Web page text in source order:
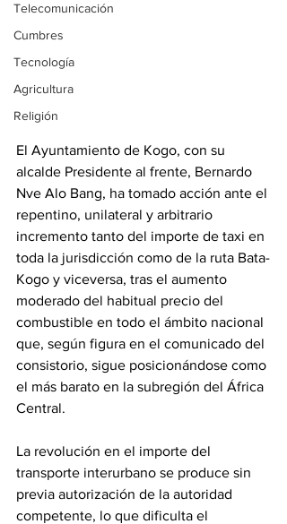
Telecomunicación
Cumbres
Tecnología
Agricultura
Religión
El Ayuntamiento de Kogo, con su
alcalde Presidente al frente, Bernardo
Nve Alo Bang, ha tomado acción ante el
repentino, unilateral y arbitrario
incremento tanto del importe de taxi en
toda la jurisdicción como de la ruta Bata-
Kogo y viceversa, tras el aumento
moderado del habitual precio del
combustible en todo el ámbito nacional
que, según figura en el comunicado del
consistorio, sigue posicionándose como
el más barato en la subregión del África
Central.
‎La revolución en el importe del
transporte interurbano se produce sin
previa autorización de la autoridad
competente, lo que dificulta el